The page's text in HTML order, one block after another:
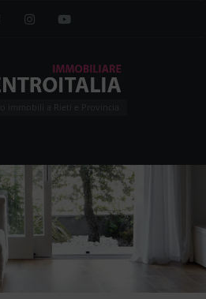
immobili a Rieti e Provincia